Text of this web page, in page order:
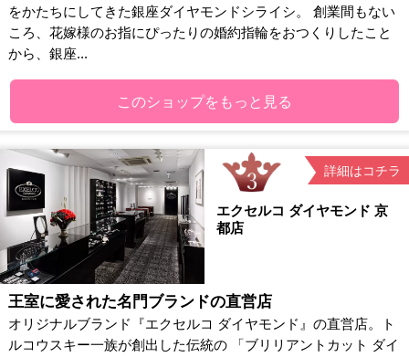
をかたちにしてきた銀座ダイヤモンドシライシ。 創業間もない
ころ、花嫁様のお指にぴったりの婚約指輪をおつくりしたこと
から、銀座...
このショップをもっと見る
詳細はコチラ
エクセルコ ダイヤモンド 京
都店
王室に愛された名門ブランドの直営店
オリジナルブランド『エクセルコ ダイヤモンド』の直営店。ト
ルコウスキー一族が創出した伝統の 「ブリリアントカット ダイ